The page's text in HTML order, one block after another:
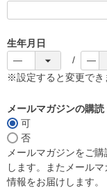
)
生年月日
※設定すると変更でき
メールマガジンの購読
可
否
メールマガジンをご
します。またメール
情報をお届けします。